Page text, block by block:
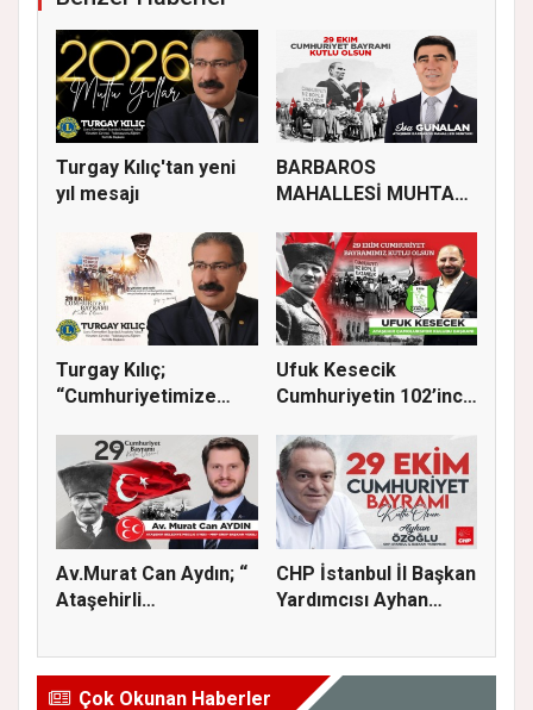
Turgay Kılıç'tan yeni
yıl mesajı
BARBAROS
MAHALLESİ MUHTARI
Turgay Kılıç;
“Cumhuriyetimize
Ufuk Kesecik
Cumhuriyetin 102’inci
Av.Murat Can Aydın; “
Ataşehirli
CHP İstanbul İl Başkan
Yardımcısı Ayhan
Çok Okunan Haberler